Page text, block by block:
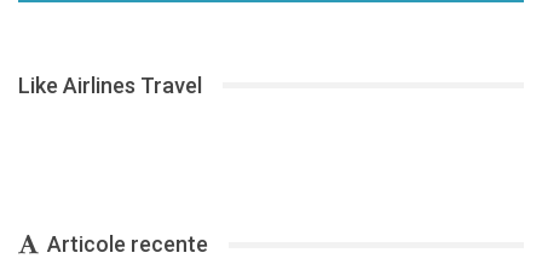
Like Airlines Travel
Articole recente